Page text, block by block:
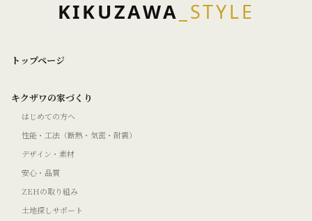
KIKUZAWA _STYLE
トップページ
キクザワの家づくり
はじめての方へ
性能・工法（断熱・気密・耐震）
デザイン・素材
安心・品質
ZEHの取り組み
土地探しサポート